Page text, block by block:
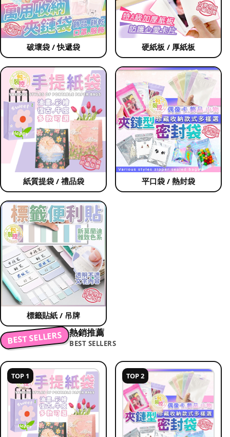
破壞袋 / 快遞袋 硬紙板 / 厚紙板
紙質提袋 / 禮品袋 平口袋 / 熱封袋
標籤貼紙 / 吊牌
BEST SELLERS 熱銷推薦
BEST SELLERS
TOP 1 TOP 2